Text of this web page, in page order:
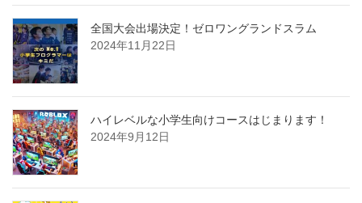
全国大会出場決定！ゼロワングランドスラム
2024年11月22日
ハイレベルな小学生向けコースはじまります！
2024年9月12日